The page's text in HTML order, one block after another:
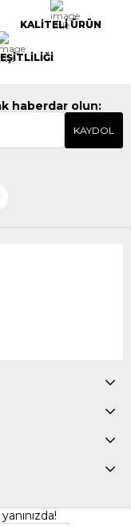
KALİTELİ ÜRÜN
haberdar olun:
KAYDOL